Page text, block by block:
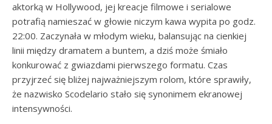
aktorką w Hollywood, jej kreacje filmowe i serialowe
potrafią namieszać w głowie niczym kawa wypita po godz.
22:00. Zaczynała w młodym wieku, balansując na cienkiej
linii między dramatem a buntem, a dziś może śmiało
konkurować z gwiazdami pierwszego formatu. Czas
przyjrzeć się bliżej najważniejszym rolom, które sprawiły,
że nazwisko Scodelario stało się synonimem ekranowej
intensywności.